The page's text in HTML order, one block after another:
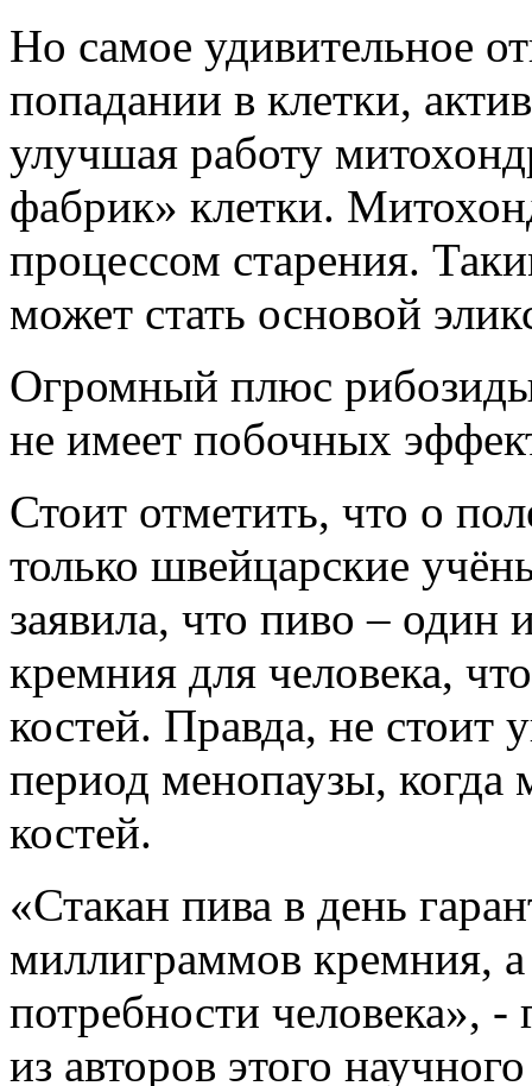
Но самое удивительное
попадании в клетки,
улучшая работу
фабрик» клетки.
процессом старения.
может стать основой
Огромный плюс
не имеет побочных
Стоит отметить, что о
только швейцарские
заявила, что пиво – один
кремния для человека,
костей. Правда, не стоит
период менопаузы, когда
костей.
«Стакан пива в день
миллиграммов кремния,
потребности человека»,
из авторов этого